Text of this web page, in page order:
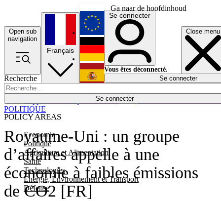
Ga naar de hoofdinhoud
Open sub
navigation
Close menu
Recherche
Se connecter
POLICY AREAS
Economie
Politique
Agriculture et Alimentation
Santé
Technologies
Energie, Environnement et Transport
Défense
Économie
Français
English
Deutsch
Español
Se connecter
Vous êtes déconnecté.
Se connecter
Royaume-Uni : un groupe
d’affaires appelle à une
économie à faibles émissions
de CO2 [FR]
POLITIQUE